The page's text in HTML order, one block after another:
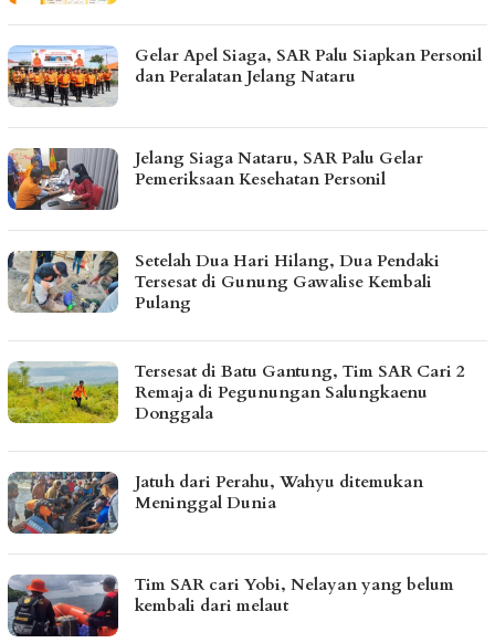
Gelar Apel Siaga, SAR Palu Siapkan Personil
dan Peralatan Jelang Nataru
Jelang Siaga Nataru, SAR Palu Gelar
Pemeriksaan Kesehatan Personil
Setelah Dua Hari Hilang, Dua Pendaki
Tersesat di Gunung Gawalise Kembali
Pulang
Tersesat di Batu Gantung, Tim SAR Cari 2
Remaja di Pegunungan Salungkaenu
Donggala
Jatuh dari Perahu, Wahyu ditemukan
Meninggal Dunia
Tim SAR cari Yobi, Nelayan yang belum
kembali dari melaut